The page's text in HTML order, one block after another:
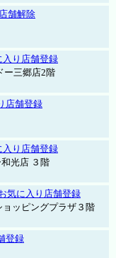
舗解除
入り店舗登録
ー三郷店2階
店舗登録
入り店舗登録
光店 ３階
気に入り店舗登録
ッピングプラザ３階
登録